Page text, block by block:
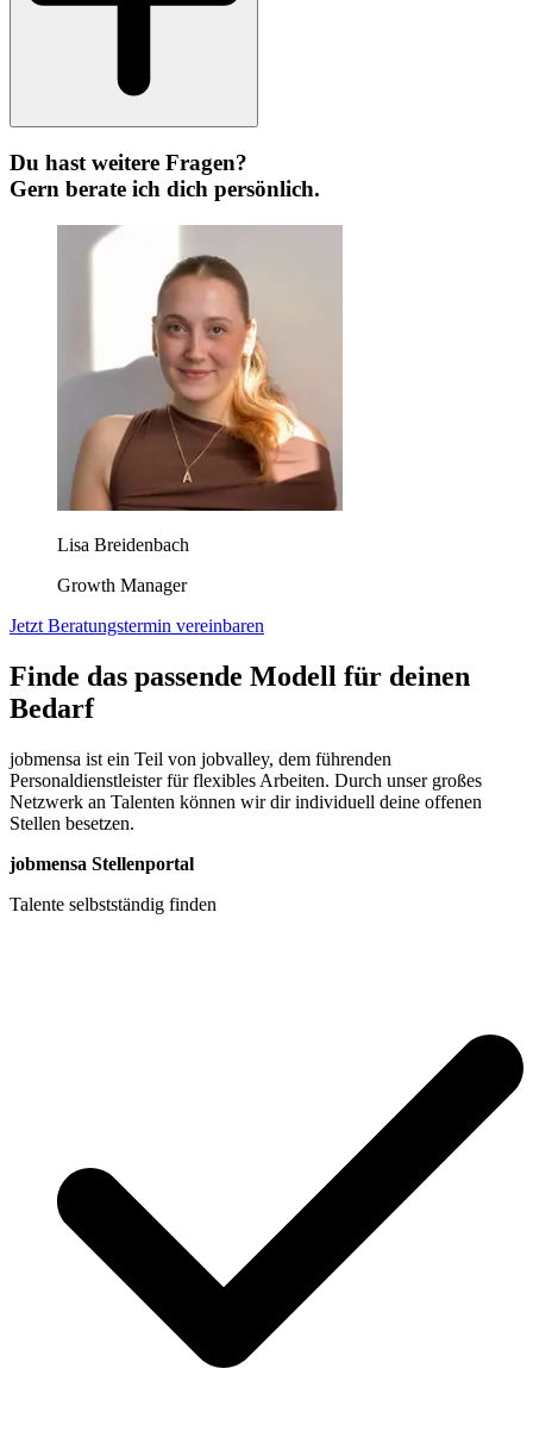
Du hast weitere Fragen?
Gern berate ich dich persönlich.
Lisa Breidenbach
Growth Manager
Jetzt Beratungstermin vereinbaren
Finde das passende Modell für deinen
Bedarf
jobmensa ist ein Teil von jobvalley, dem führenden
Personaldienstleister für flexibles Arbeiten. Durch unser großes
Netzwerk an Talenten können wir dir individuell deine offenen
Stellen besetzen.
jobmensa Stellenportal
Talente selbstständig finden